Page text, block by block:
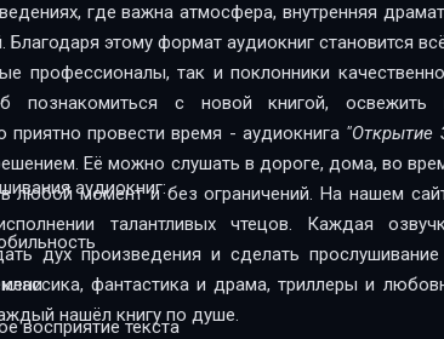
где важна атмосфера, внутренняя
этому формат аудиокниг становится
профессионалы, так и поклонники
с новой книгой, освежить
приятно провести время - аудиокнига "Открытие
Её можно слушать в дороге, дома, во
любой момент и без ограничений. На нашем
талантливых чтецов. Каждая
дух произведения и сделать
фантастика и драма, триллеры и
нашёл книгу по душе.
аудиокниг:
восприятие текста